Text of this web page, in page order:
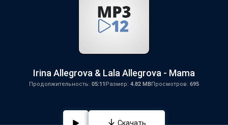
Irina Allegrova & Lala Allegrova - Mama
Продолжительность: 05:11Размер: 4.82 MBПросмотров: 695
Скачать